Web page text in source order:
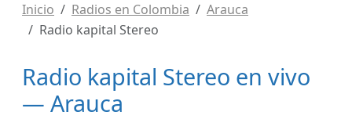
Inicio Radios en Colombia
Arauca
Radio kapital Stereo
Radio kapital Stereo en vivo
— Arauca